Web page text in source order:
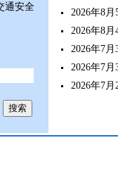
通安全
2026年8
2026年8
2026年7
2026年7
2026年7